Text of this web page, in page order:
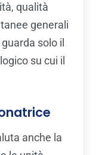
qualità
generali
solo il
su cui il
anche la